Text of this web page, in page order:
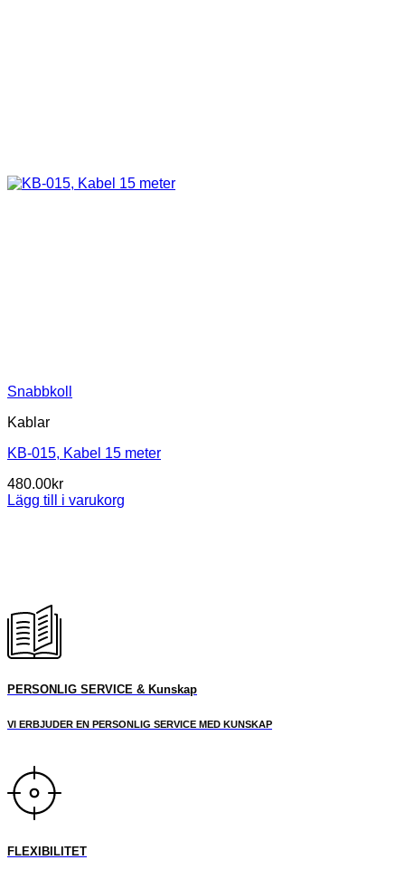
Snabbkoll
Kablar
KB-015, Kabel 15 meter
480.00kr
Lägg till i varukorg
PERSONLIG SERVICE & Kunskap
VI ERBJUDER EN PERSONLIG SERVICE MED KUNSKAP
FLEXIBILITET